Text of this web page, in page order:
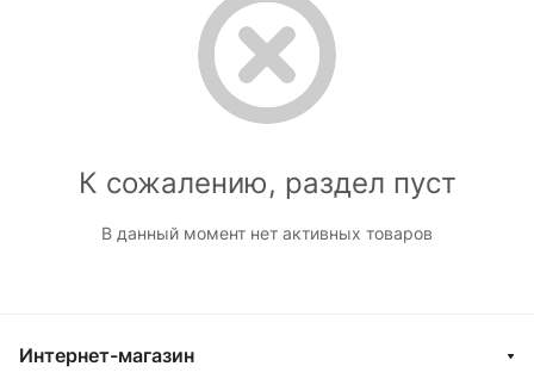
К сожалению, раздел пуст
В данный момент нет активных товаров
Интернет-магазин